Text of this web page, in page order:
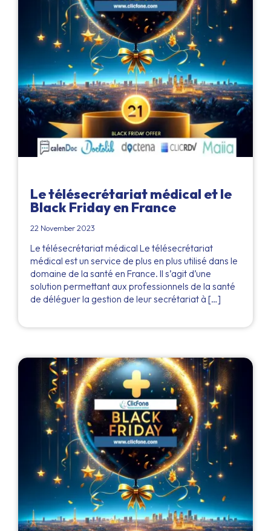
Le télésecrétariat médical et le
Black Friday en France
22 November 2023
Le télésecrétariat médical Le télésecrétariat
médical est un service de plus en plus utilisé dans le
domaine de la santé en France. Il s’agit d’une
solution permettant aux professionnels de la santé
de déléguer la gestion de leur secrétariat à […]